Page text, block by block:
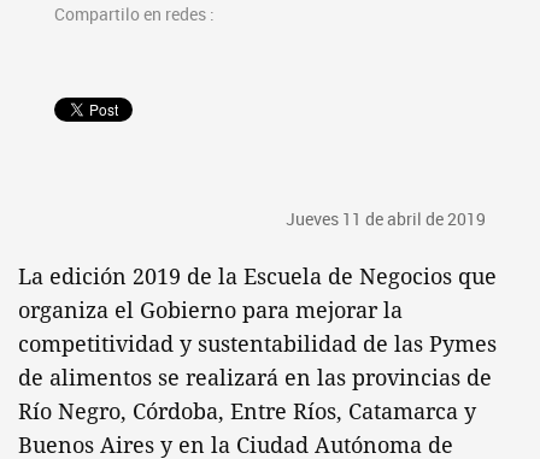
Compartilo en redes :
Jueves 11 de abril de 2019
La edición 2019 de la Escuela de Negocios que
organiza el Gobierno para mejorar la
competitividad y sustentabilidad de las Pymes
de alimentos se realizará en las provincias de
Río Negro, Córdoba, Entre Ríos, Catamarca y
Buenos Aires y en la Ciudad Autónoma de